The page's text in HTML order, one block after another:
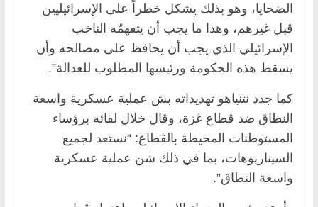
الضحايا، وهو بذلك يشكل خطراً على الإسرائيليين
قبل غيرهم، وهذا ما يجب أن يتفهمّه الناخب
الإسرائيلي الذي يجب أن يحافظ على مصالحه وأن
يسقط هذه الحكومة ورئيسها المطلوب للعدالة”.
كما جدد نتنياهو تهديداته بش عملية عسكرية واسعة
النطاق ضد قطاع غزة، وقال خلال لقائه برؤساء
المستوطنات المحيطة بالقطاع: “نستعد لجميع
السيناريوهات، بما في ذلك شن عملية عسكرية
واسعة النطاق”.